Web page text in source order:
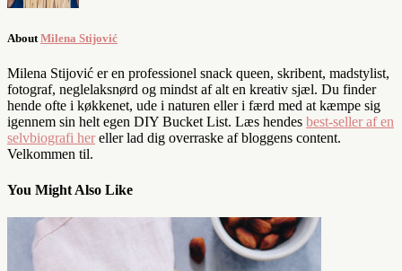
About Milena Stijović
Milena Stijović er en professionel snack queen, skribent, madstylist,
fotograf, neglelaksnørd og mindst af alt en kreativ sjæl. Du finder
hende ofte i køkkenet, ude i naturen eller i færd med at kæmpe sig
igennem sin helt egen DIY Bucket List. Læs hendes best-seller af en
selvbiografi her eller lad dig overraske af bloggens content.
Velkommen til.
You Might Also Like